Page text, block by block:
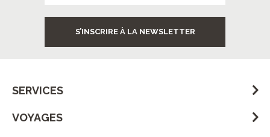
S’INSCRIRE À LA NEWSLETTER
SERVICES
VOYAGES